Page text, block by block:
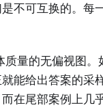
不可互换的。每
质量的无偏视图。
能给出答案的采
在尾部案例上几